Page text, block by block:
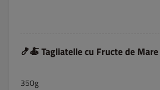
🍤🍝 Tagliatelle cu Fructe de
350g